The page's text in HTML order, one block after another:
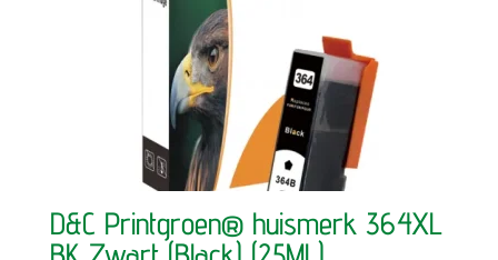
D&C Printgroen® huismerk 364XL